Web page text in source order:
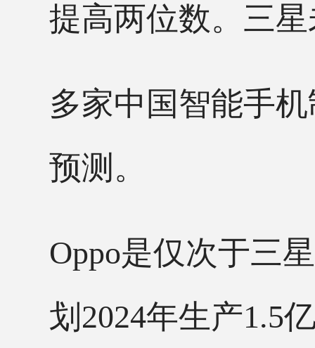
提高两位数。三
多家中国智能手
预测。
Oppo是仅次于三
划2024年生产1.5